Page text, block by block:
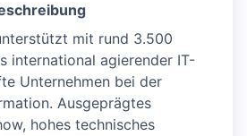
mit rund 3.500
international agierender IT-
Unternehmen bei der
Ausgeprägtes
hohes technisches